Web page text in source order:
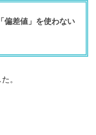
偏差値」を使わない
。